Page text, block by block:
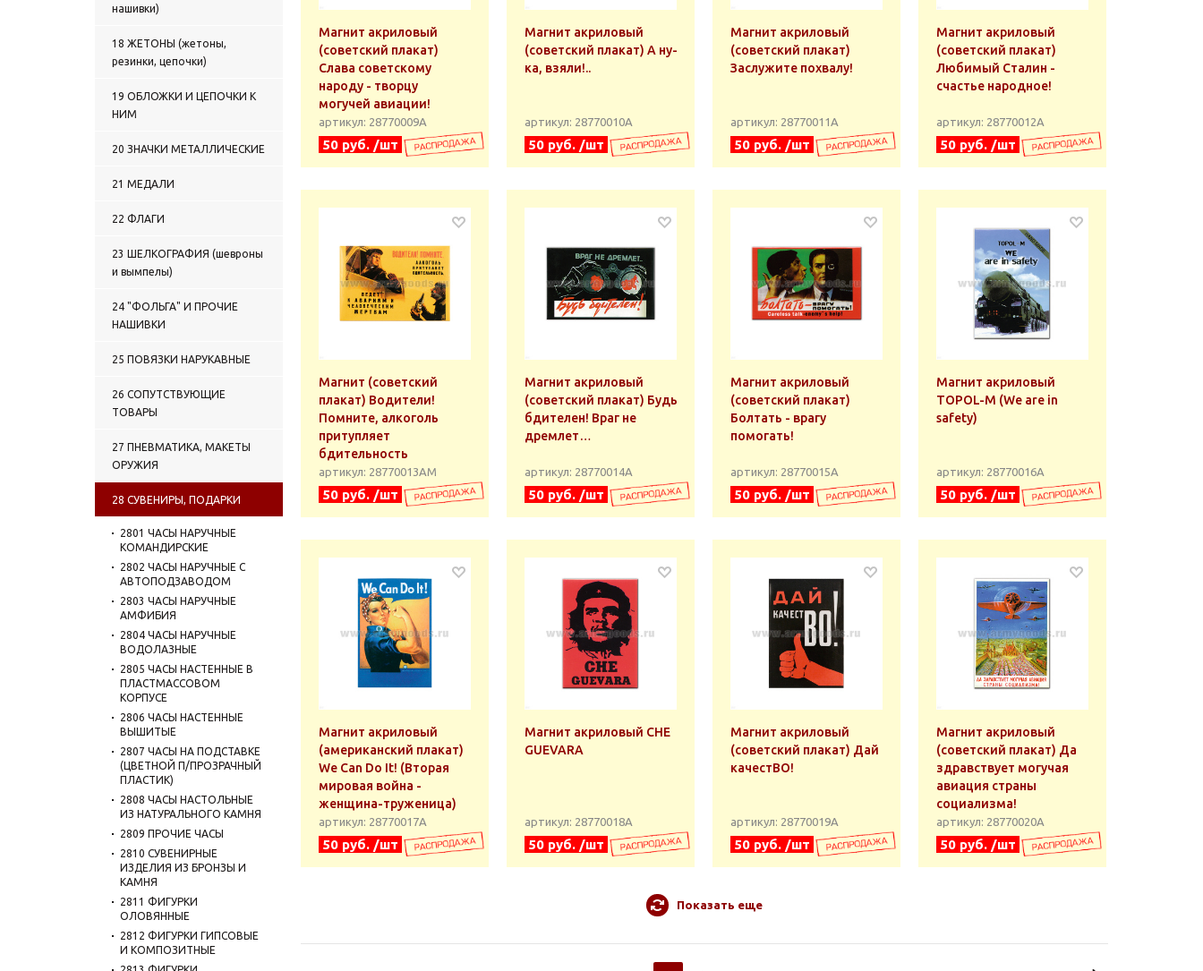
нашивки)
18 ЖЕТОНЫ (жетоны,
резинки, цепочки)
19 ОБЛОЖКИ И ЦЕПОЧКИ К
НИМ
20 ЗНАЧКИ МЕТАЛЛИЧЕСКИЕ
21 МЕДАЛИ
22 ФЛАГИ
23 ШЕЛКОГРАФИЯ (шевроны
и вымпелы)
24 "ФОЛЬГА" И ПРОЧИЕ
НАШИВКИ
25 ПОВЯЗКИ НАРУКАВНЫЕ
26 СОПУТСТВУЮЩИЕ
ТОВАРЫ
27 ПНЕВМАТИКА, МАКЕТЫ
ОРУЖИЯ
28 СУВЕНИРЫ, ПОДАРКИ
2801 ЧАСЫ НАРУЧНЫЕ
КОМАНДИРСКИЕ
2802 ЧАСЫ НАРУЧНЫЕ С
АВТОПОДЗАВОДОМ
2803 ЧАСЫ НАРУЧНЫЕ
АМФИБИЯ
2804 ЧАСЫ НАРУЧНЫЕ
ВОДОЛАЗНЫЕ
2805 ЧАСЫ НАСТЕННЫЕ В
ПЛАСТМАССОВОМ
КОРПУСЕ
2806 ЧАСЫ НАСТЕННЫЕ
ВЫШИТЫЕ
2807 ЧАСЫ НА ПОДСТАВКЕ
(ЦВЕТНОЙ П/ПРОЗРАЧНЫЙ
ПЛАСТИК)
2808 ЧАСЫ НАСТОЛЬНЫЕ
ИЗ НАТУРАЛЬНОГО КАМНЯ
2809 ПРОЧИЕ ЧАСЫ
2810 СУВЕНИРНЫЕ
ИЗДЕЛИЯ ИЗ БРОНЗЫ И
КАМНЯ
2811 ФИГУРКИ
ОЛОВЯННЫЕ
2812 ФИГУРКИ ГИПСОВЫЕ
И КОМПОЗИТНЫЕ
Магнит акриловый
(советский плакат)
Слава советскому
народу - творцу
могучей авиации!
артикул: 28770009А
50 руб. /шт
Магнит акриловый
(советский плакат) А ну-
ка, взяли!..
артикул: 28770010А
50 руб. /шт
Магнит акриловый
(советский плакат)
Заслужите похвалу!
артикул: 28770011А
50 руб. /шт
Магнит акриловый
(советский плакат)
Любимый Сталин -
счастье народное!
артикул: 28770012А
50 руб. /шт
Магнит (советский
плакат) Водители!
Помните, алкоголь
притупляет
бдительность
артикул: 28770013АМ
50 руб. /шт
Магнит акриловый
(советский плакат) Будь
бдителен! Враг не
дремлет…
артикул: 28770014А
50 руб. /шт
Магнит акриловый
(советский плакат)
Болтать - врагу
помогать!
артикул: 28770015А
50 руб. /шт
Магнит акриловый
TOPOL-M (We are in
safety)
артикул: 28770016А
50 руб. /шт
Магнит акриловый
(американский плакат)
We Can Do It! (Вторая
мировая война -
женщина-труженица)
артикул: 28770017А
50 руб. /шт
Магнит акриловый CHE
GUEVARA
артикул: 28770018А
50 руб. /шт
Магнит акриловый
(советский плакат) Дай
качестВО!
артикул: 28770019А
50 руб. /шт
Магнит акриловый
(советский плакат) Да
здравствует могучая
авиация страны
социализма!
артикул: 28770020А
50 руб. /шт
Показать еще